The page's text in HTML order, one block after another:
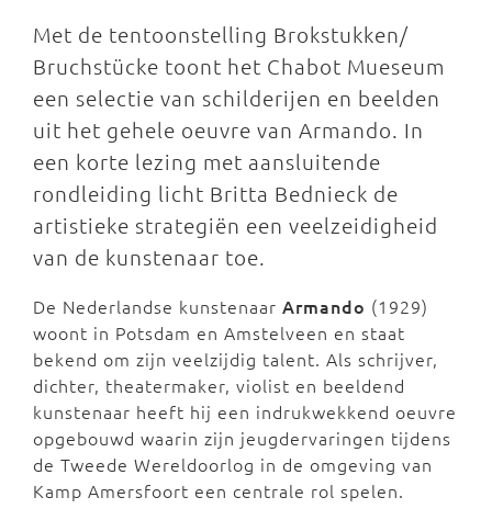
Met de tentoonstelling Brokstukken/
Bruchstücke toont het Chabot Mueseum
een selectie van schilderijen en beelden
uit het gehele oeuvre van Armando. In
een korte lezing met aansluitende
rondleiding licht Britta Bednieck de
artistieke strategiën een veelzeidigheid
van de kunstenaar toe.
De Nederlandse kunstenaar Armando (1929)
woont in Potsdam en Amstelveen en staat
bekend om zijn veelzijdig talent. Als schrijver,
dichter, theatermaker, violist en beeldend
kunstenaar heeft hij een indrukwekkend oeuvre
opgebouwd waarin zijn jeugdervaringen tijdens
de Tweede Wereldoorlog in de omgeving van
Kamp Amersfoort een centrale rol spelen.